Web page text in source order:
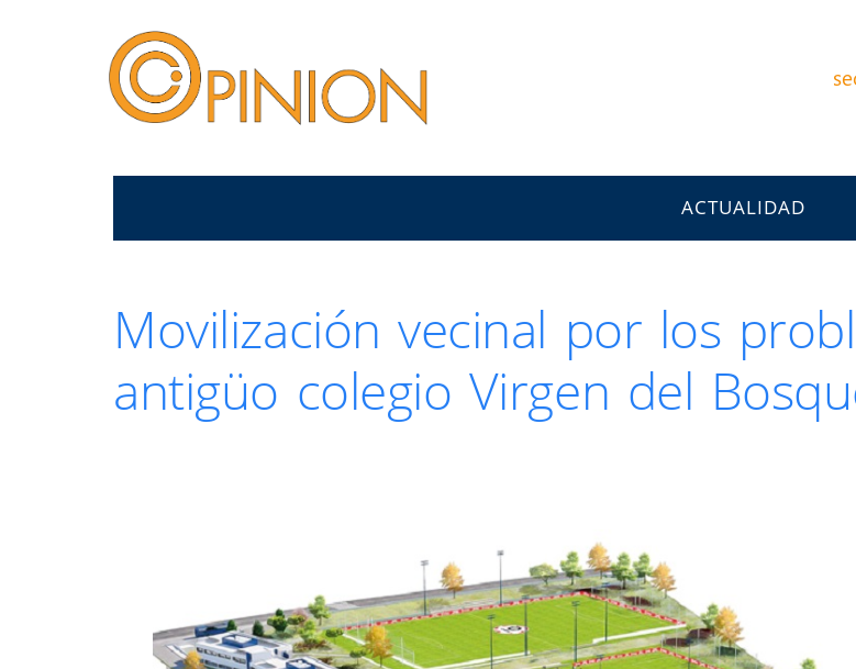
ACTUALIDAD
Movilización vecinal por los
antigüo colegio Virgen del